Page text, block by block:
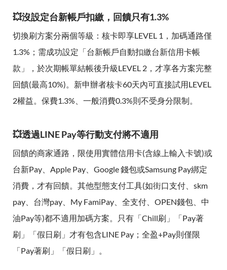
💥沒設定台新帳戶扣繳，回饋只有1.3%
切換刷方案分兩個等級：核卡即享LEVEL 1，加碼通路僅
1.3%；需成功設定「台新帳戶自動扣繳台新信用卡帳
款」，於次期帳單結帳後升級LEVEL 2，才享各方案完整
回饋(最高10%)。新申辦者核卡60天內可直接試用LEVEL
2權益。保費1.3%、一般消費0.3%則不受身分限制。
💥透過LINE Pay等行動支付將不適用
回饋的商家通路，限使用實體信用卡(含線上輸入卡號)或
台新Pay、Apple Pay、Google 錢包或Samsung Pay綁定
消費，才有回饋。其他型態支付工具(如街口支付、skm
pay、台灣pay、My FamiPay、全支付、OPEN錢包、中
油Pay等)都不適用加碼方案。只有「Chill刷」「Pay著
刷」「假日刷」才有包含LINE Pay；全盈+Pay則僅限
「Pay著刷」「假日刷」。